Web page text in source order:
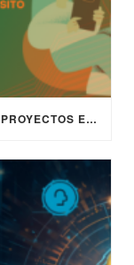
CONSULTORÍA EN SOSTENIBILIDAD Y PROYECTOS EUROPEOS | COORDINA 2025